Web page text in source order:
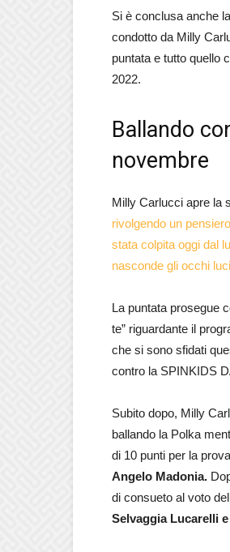
Si è conclusa anche
condotto da Milly
puntata e tutto quello
2022.
Ballando
novembre
Milly Carlucci apre la
rivolgendo un
stata colpita oggi dal
nasconde gli occhi
La puntata prosegue
te” riguardante il
che si sono sfidati
contro la SPINKIDS
Subito dopo, Milly
ballando la Polka
di 10 punti per la
Angelo Madonia.
di consueto al voto
Selvaggia Lucarelli